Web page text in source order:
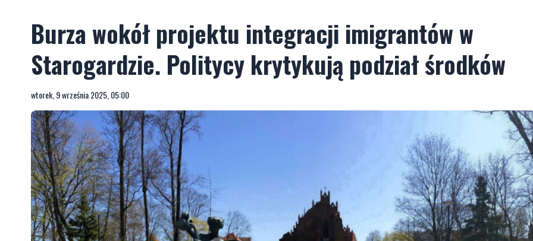
Burza wokół projektu integracji imigrantów w
Starogardzie. Politycy krytykują podział środków
wtorek, 9 września 2025, 05:00